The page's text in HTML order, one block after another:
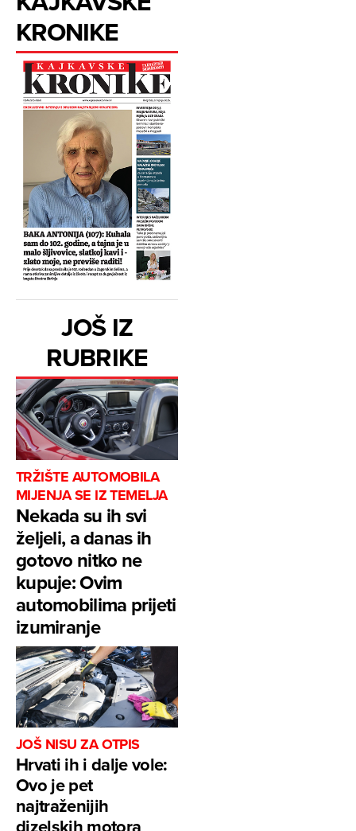
KRONIKE
JOŠ IZ
RUBRIKE
TRŽIŠTE AUTOMOBILA
MIJENJA SE IZ TEMELJA
Nekada su ih svi
željeli, a danas ih
gotovo nitko ne
kupuje: Ovim
automobilima prijeti
izumiranje
JOŠ NISU ZA OTPIS
Hrvati ih i dalje vole:
Ovo je pet
najtraženijih
dizelskih motora